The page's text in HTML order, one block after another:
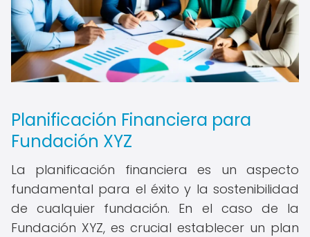
Planificación Financiera para
Fundación XYZ
La planificación financiera es un aspecto
fundamental para el éxito y la sostenibilidad
de cualquier fundación. En el caso de la
Fundación XYZ, es crucial establecer un plan